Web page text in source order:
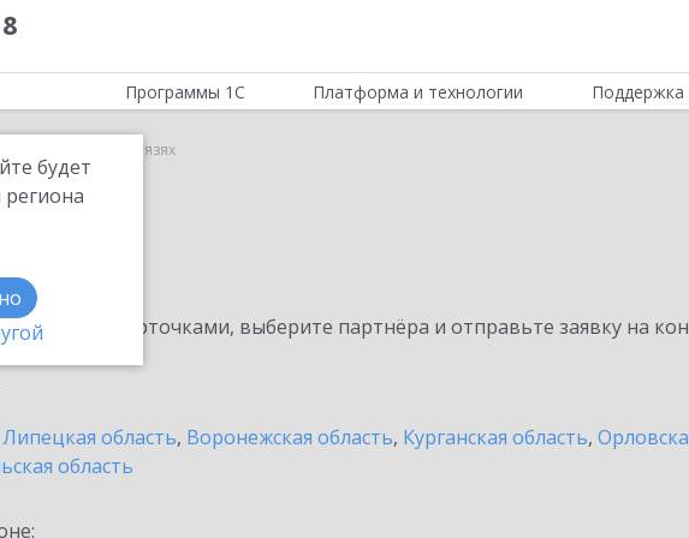
будет
Программы 1С Платформа и технологии Поддержка
1С:АУСН в Грязях
карточками, выберите партнёра и отправьте заявку на
Липецкая область, Воронежская область, Курганская область,
область